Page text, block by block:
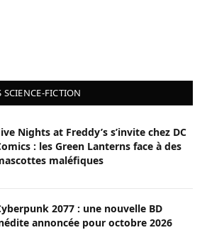
SCIENCE-FICTION
Nights at Freddy’s s’invite chez DC
: les Green Lanterns face à des
maléfiques
2077 : une nouvelle BD
annoncée pour octobre 2026